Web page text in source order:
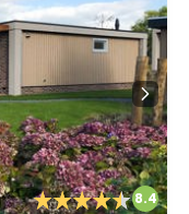
8.4